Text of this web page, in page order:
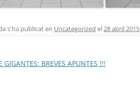
s'ha publicat en Uncategorized el28 abril 2015
GIGANTES: BREVES APUNTES !!!